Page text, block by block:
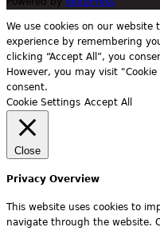
We use cookies on our
experience by remembering
clicking “Accept All”, you
However, you may visit
consent.
Cookie Settings Accept All
Close
Privacy Overview
This website uses cookies to
navigate through the website.